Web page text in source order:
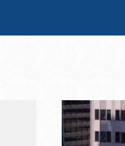
Dom
12 - 6